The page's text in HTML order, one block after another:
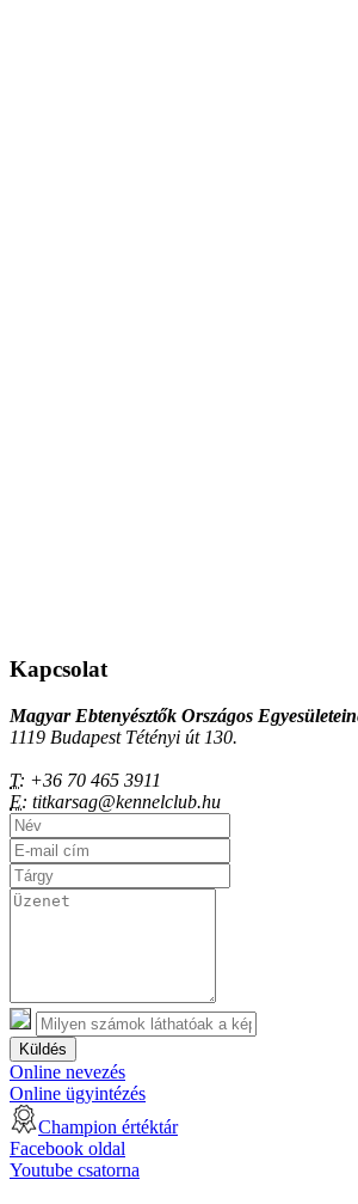
Kapcsolat
Magyar Ebtenyésztők Országos
1119 Budapest Tétényi út 130.
T: +36 70 465 3911
E: titkarsag@kennelclub.hu
Küldés
Online nevezés
Online ügyintézés
Champion értéktár
Facebook oldal
Youtube csatorna